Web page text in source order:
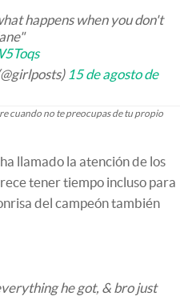
happens when you don't
15 de agosto de
cuando no te preocupas de tu propio
llamado la atención de los
tener tiempo incluso para
del campeón también
he got, & bro just